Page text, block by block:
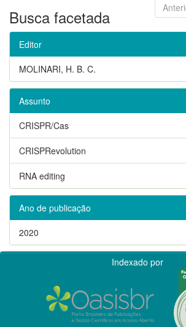
Busca facetada
Editor
MOLINARI, H. B. C.
Assunto
CRISPR/Cas
CRISPRevolution
RNA editing
Ano de publicação
2020
Indexado por